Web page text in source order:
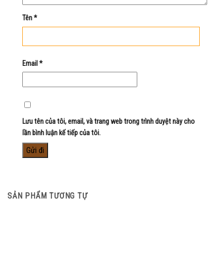
Tên*
Email *
Lưu tên của tôi, email, và trang web trong trình duyệt này cho
lần bình luận kế tiếp của tôi.
SẢN PHẨM TƯƠNG TỰ